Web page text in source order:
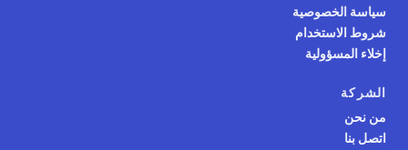
سياسة الخصوصية
شروط الاستخدام
إخلاء المسؤولية
الشركة
من نحن
اتصل بنا